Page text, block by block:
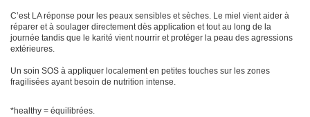
C’est LA réponse pour les peaux sensibles et sèches. Le miel vient aider à
réparer et à soulager directement dès application et tout au long de la
journée tandis que le karité vient nourrir et protéger la peau des agressions
extérieures.
Un soin SOS à appliquer localement en petites touches sur les zones
fragilisées ayant besoin de nutrition intense.
*healthy = équilibrées.